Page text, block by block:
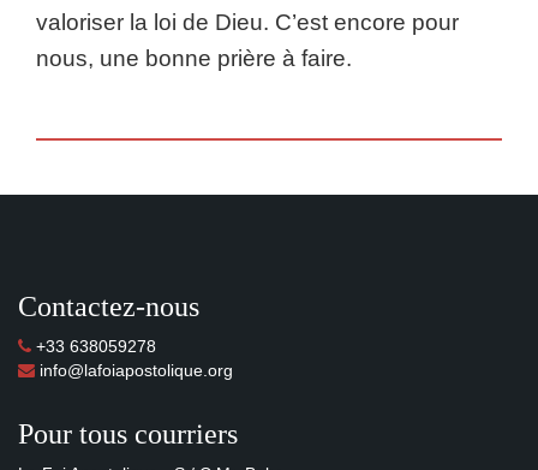
valoriser la loi de Dieu. C’est encore pour
nous, une bonne prière à faire.
Contactez-nous
+33 638059278
info@lafoiapostolique.org
Pour tous courriers